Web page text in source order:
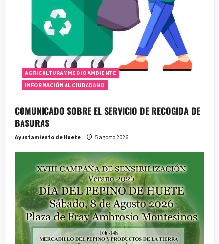
d
a
AGRICULTURA Y MEDIO AMBIENTE
INFORMACIÓN AL CIUDADANO
COMUNICADO SOBRE EL SERVICIO DE RECOGIDA DE
BASURAS
Ayuntamiento de Huete 5 agosto 2026